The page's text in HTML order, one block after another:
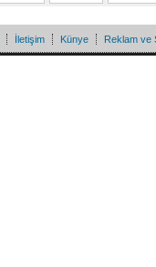
İletişim Künye Reklam ve